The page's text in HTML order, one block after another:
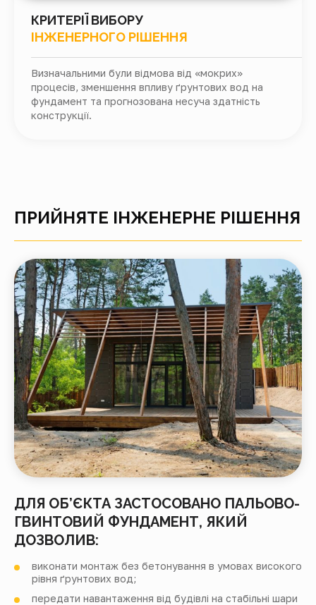
КРИТЕРІЇ ВИБОРУ
ІНЖЕНЕРНОГО РІШЕННЯ
Визначальними були відмова від «мокрих»
процесів, зменшення впливу ґрунтових вод на
фундамент та прогнозована несуча здатність
конструкції.
ПРИЙНЯТЕ ІНЖЕНЕРНЕ РІШЕННЯ
ДЛЯ ОБ’ЄКТА ЗАСТОСОВАНО ПАЛЬОВО-
ГВИНТОВИЙ ФУНДАМЕНТ, ЯКИЙ
ДОЗВОЛИВ:
виконати монтаж без бетонування в умовах високого
рівня ґрунтових вод;
передати навантаження від будівлі на стабільні шари